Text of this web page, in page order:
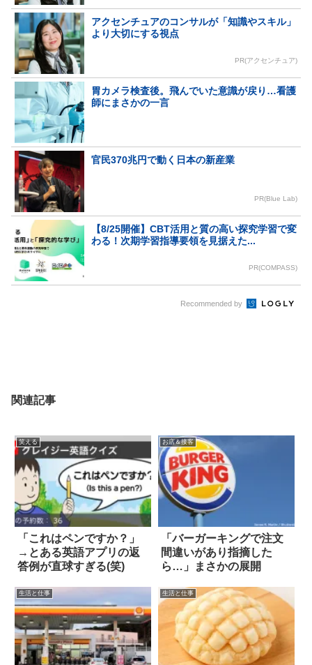
アクセンチュアのコンサルが「知識やスキル」
より大切にする視点
PR(アクセンチュア)
胃カメラ検査後。飛んでいた意識が戻り…看護
師にまさかの一言
官民370兆円で動く日本の新産業
PR(Blue Lab)
【8/25開催】CBT活用と質の高い探究学習で変
わる！次期学習指導要領を見据えた...
PR(COMPASS)
Recommended by
関連記事
笑える
「これはペンですか？」
→とある英語アプリの返
答例が直球すぎる(笑)
お店＆接客
「バーガーキングで注文
間違いがあり指摘した
ら…」まさかの展開
生活と仕事 生活と仕事